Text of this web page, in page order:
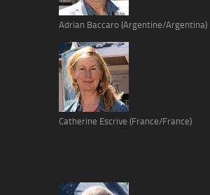
Adrian Baccaro (Argentine/Argentina)
Catherine Escrive (France/France)